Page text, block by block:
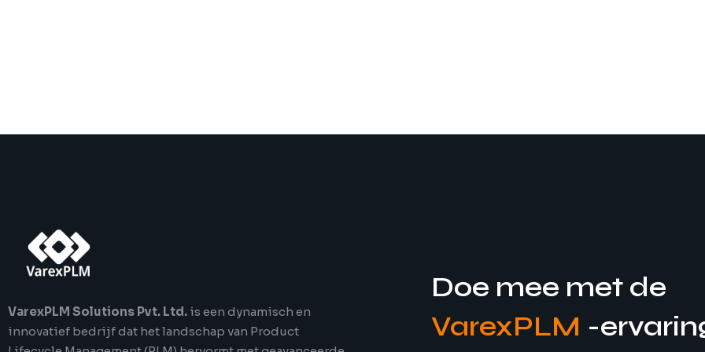
VarexPLM Solutions Pvt. Ltd. is een dynamisch en
innovatief bedrijf dat het landschap van Product
Doe mee met de
VarexPLM -